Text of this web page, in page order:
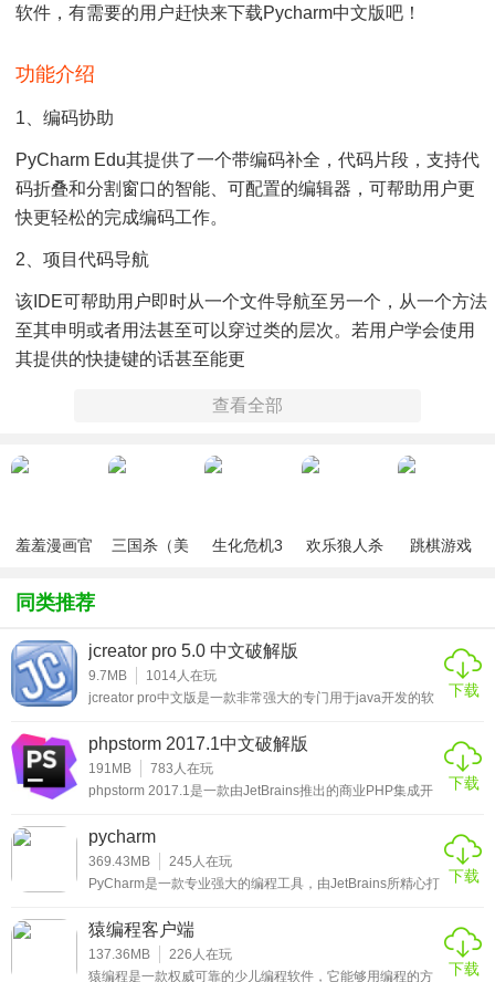
软件，有需要的用户赶快来下载pycharm中文版吧！
功能介绍
1、编码协助
PyCharm Edu其提供了一个带编码补全，代码片段，支持代
码折叠和分割窗口的智能、可配置的编辑器，可帮助用户更
快更轻松的完成编码工作。
2、项目代码导航
该IDE可帮助用户即时从一个文件导航至另一个，从一个方法
至其申明或者用法甚至可以穿过类的层次。若用户学会使用
其提供的快捷键的话甚至能更
以及一键式代码快速补全建议，使得编码更优化。
有了该功能，PyCharm Edu用户便能在项目范围内轻松进行
退重构。
5、支持Django
有了它自带的HTML，CSS和 JavaScript编辑器 ，PyCharm
外，其还能支持CoffeeScript， Mako 和 Jinja2。
6、支持Google App引擎
用户可选择使用Python 2.5或者2.7运行环境，为Google APp
引擎进行应用程序的开发，并执行例行程序部署工作。
登入，录出，视图拆分与合并--所有这些功能都能在其统一的
查看全部
羞羞漫画官
三国杀（美
生化危机3
欢乐狼人杀
跳棋游戏
同类推荐
jcreator pro 5.0 中文破解版
9.7MB 1014人在玩
jcreator pro中文版是一款非常强大的专门用于java开发的软
费一个免费，收费的自然是pro版，毕竟是专业版，而小编带
来的自然是功能完善的pro版，而且小编还带来了注册码让用
户免费使用需要的用户不要错过哦。很多开发java的用户都
会使用多重的java开发环境，这款jcreator pro中文版是非常
下载
phpstorm 2017.1中文破解版
191MB 783 人在玩
phpstorm 2017.1是一款由JetBrains推出的商业PHP集成开
于网站的开发设计工作，和用户们熟悉的Zend Studio一样，
这款PHP开发工具也是由java开发，所以用户不但能够在
windows上使用这款软件进行PHP的开发，也能够在Linux
和Mac上使用。phpstorm 2017.1目前已经支持最新的P
下载
pycharm
369.43MB 245 人在玩
PyCharm是一款专业强大的编程工具，由JetBrains所精心打
调试、单元测试、版本控制等功能，并且这些功能可以在先
进代码分析程序的支持下，帮助开发人员更好的使用
PyCharm软件，有需要的用户赶快来下载pycharm中文版
吧！
下载
猿编程客户端
137.36MB 226 人在玩
猿编程是一款权威可靠的少儿编程软件，它能够用编程的方
下载